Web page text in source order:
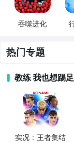
4、《恐龙岛吞噬
吞噬进化
热门专题
教练 我也想踢
实况：王者集结